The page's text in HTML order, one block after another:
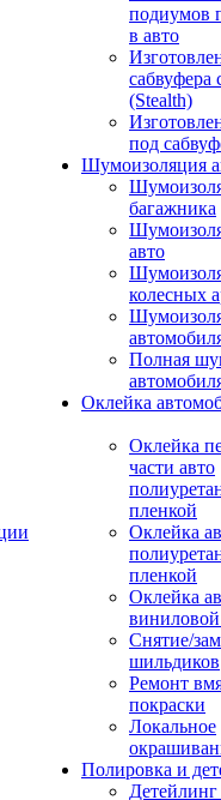
подиумов
в авто
сабвуфера
(Stealth)
под
Шумоизоляция
багажника
авто
колесных
Полная
Оклейка
Оклейка
части авто
пленкой
Оклейка
пленкой
Оклейка
Снятие/
шильдиков
Ремонт
покраски
Локальное
Полировка и